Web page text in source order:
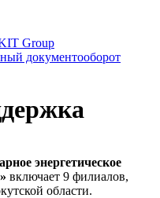
Group
документооборот
энергетическое
включает 9 филиалов,
области.